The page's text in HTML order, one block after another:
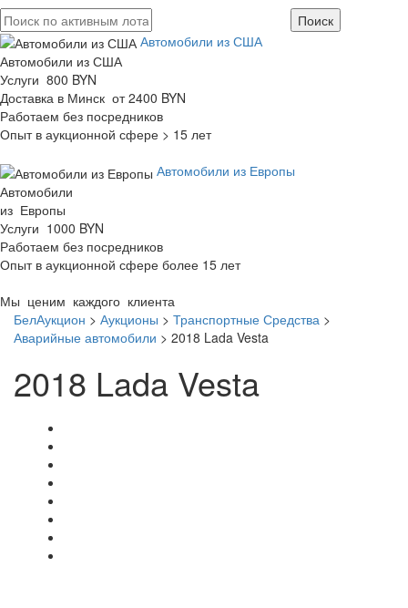
Автомобили из США
Автомобили из США
Услуги 800 BYN
Доставка в Минск от 2400 BYN
Работаем без посредников
Опыт в аукционной сфере > 15 лет
Автомобили из Европы
Автомобили
из Европы
Услуги 1000 BYN
Работаем без посредников
Опыт в аукционной сфере более 15 лет
Мы ценим каждого клиента
БелАукцион > Аукционы > Транспортные Средства >
Аварийные автомобили > 2018 Lada Vesta
2018 Lada Vesta